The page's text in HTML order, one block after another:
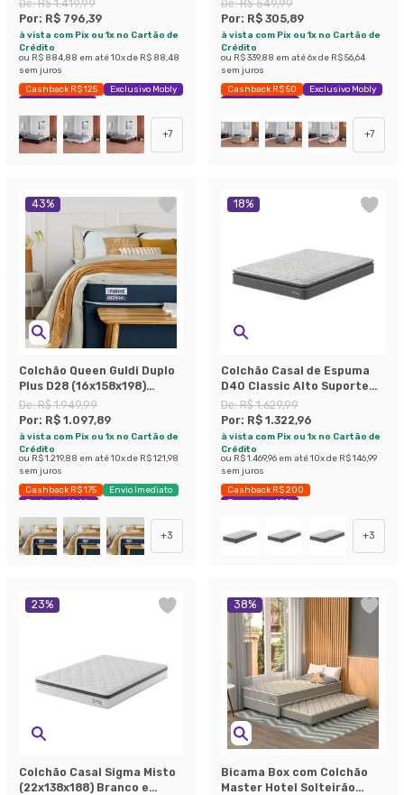
De:R$ 1.419,99
Por: R$ 796,39
à vista com Pix ou 1x no Cartão de
Crédito
ou R$ 884,88 em até10x de R$ 88,48
sem juros
Cashback R$ 125
Exclusivo Mobly
Economize 43%
+7
De:R$ 549,99
Por: R$ 305,89
à vista com Pix ou 1x no Cartão de
Crédito
ou R$ 339,88 em até6x de R$ 56,64
sem juros
Cashback R$ 50
Exclusivo Mobly
Economize 44%
+7
43%
Colchão Queen Guldi Duplo
Plus D28 (16x158x198)
Branco e Azul
De:R$ 1.949,99
Por: R$ 1.097,89
à vista com Pix ou 1x no Cartão de
Crédito
ou R$ 1.219,88 em até10x de R$ 121,98
sem juros
Cashback R$ 175
Envio Imediato
Exclusivo Mobly
+3
18%
Colchão Casal de Espuma
D40 Classic Alto Suporte
(24x138x188) Cinza
De:R$ 1.629,99
Por: R$ 1.322,96
à vista com Pix ou 1x no Cartão de
Crédito
ou R$ 1.469,96 em até10x de R$ 146,99
sem juros
Cashback R$ 200
Economize 18%
+3
23%
Colchão Casal Sigma Misto
(22x138x188) Branco e
38%
Bicama Box com Colchão
Master Hotel Solteirão